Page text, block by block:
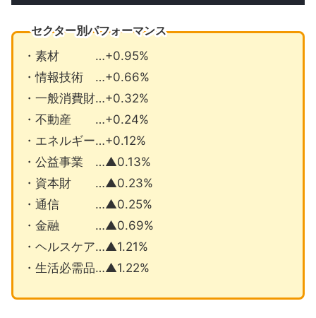
セクター別パフォーマンス
・素材 …+0.95%
・情報技術 …+0.66%
・一般消費財…+0.32%
・不動産 …+0.24%
・エネルギー…+0.12%
・公益事業 …▲0.13%
・資本財 …▲0.23%
・通信 …▲0.25%
・金融 …▲0.69%
・ヘルスケア…▲1.21%
・生活必需品…▲1.22%